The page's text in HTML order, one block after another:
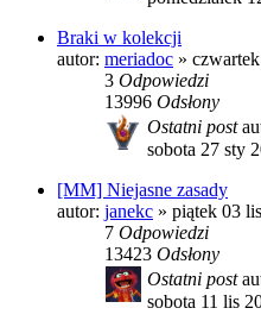
Braki w kolekcji
autor: meriadoc »
3 Odpowiedzi
13996 Odsłony
Ostatni post
sobota 27 sty
[MM] Niejasne zasady
autor: janekc » piątek 03
7 Odpowiedzi
13423 Odsłony
Ostatni post
sobota 11 lis